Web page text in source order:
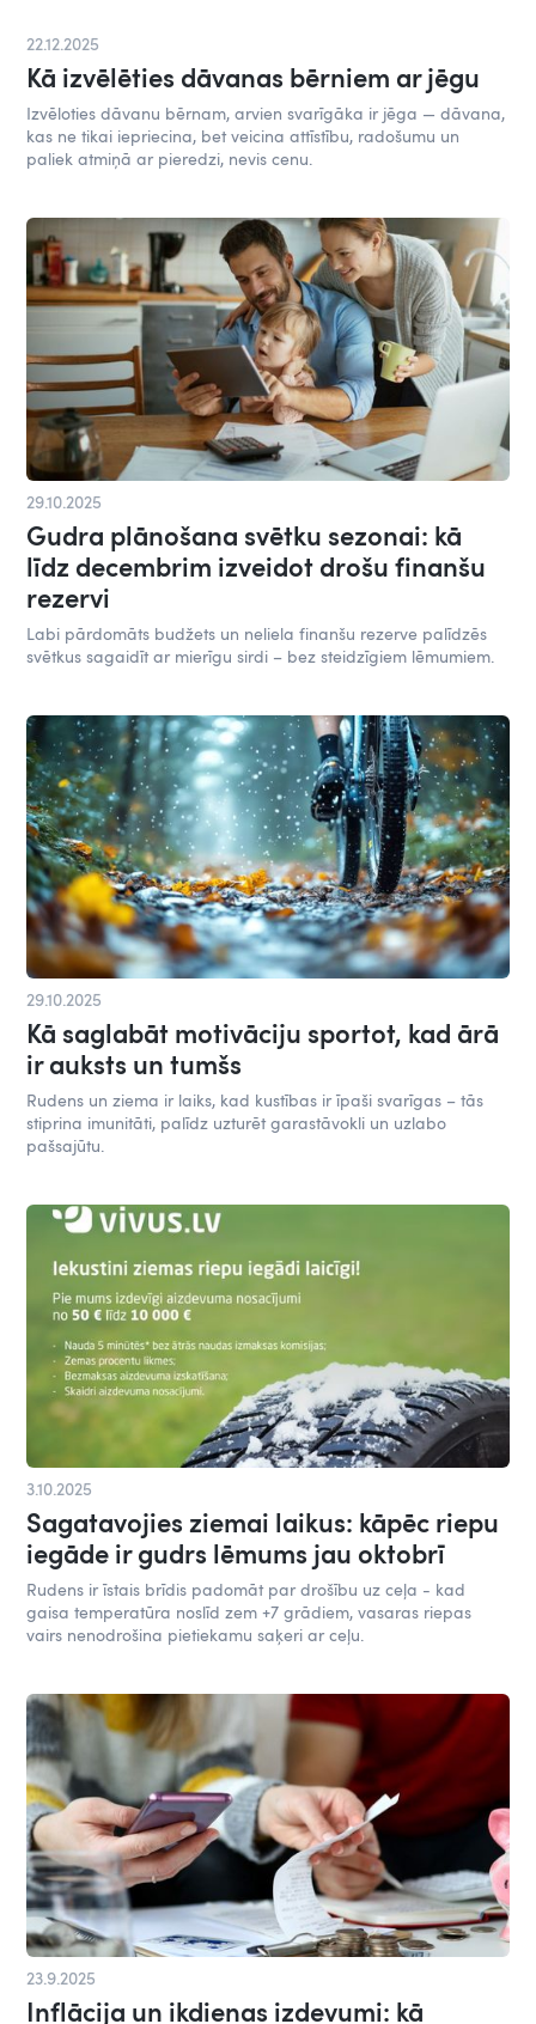
22.12.2025
Kā izvēlēties dāvanas bērniem ar jēgu
Izvēloties dāvanu bērnam, arvien svarīgāka ir jēga — dāvana,
kas ne tikai iepriecina, bet veicina attīstību, radošumu un
paliek atmiņā ar pieredzi, nevis cenu.
29.10.2025
Gudra plānošana svētku sezonai: kā
līdz decembrim izveidot drošu finanšu
rezervi
Labi pārdomāts budžets un neliela finanšu rezerve palīdzēs
svētkus sagaidīt ar mierīgu sirdi – bez steidzīgiem lēmumiem.
29.10.2025
Kā saglabāt motivāciju sportot, kad ārā
ir auksts un tumšs
Rudens un ziema ir laiks, kad kustības ir īpaši svarīgas – tās
stiprina imunitāti, palīdz uzturēt garastāvokli un uzlabo
pašsajūtu.
3.10.2025
Sagatavojies ziemai laikus: kāpēc riepu
iegāde ir gudrs lēmums jau oktobrī
Rudens ir īstais brīdis padomāt par drošību uz ceļa - kad
gaisa temperatūra noslīd zem +7 grādiem, vasaras riepas
vairs nenodrošina pietiekamu saķeri ar ceļu.
23.9.2025
Inflācija un ikdienas izdevumi: kā